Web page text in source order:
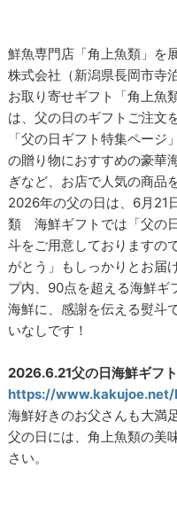
鮮魚専門店「角上魚類」を
株式会社（新潟県長岡市
お取り寄せギフト「角上
は、父の日のギフトご注文
「父の日ギフト特集ペー
の贈り物におすすめの豪華
ぎなど、お店で人気の商品
2026年の父の日は、6月
類 海鮮ギフトでは「父の
斗をご用意しておりますの
がとう」もしっかりとお届
プ内、90点を超える海鮮ギ
海鮮に、感謝を伝える熨斗
いなしです！
2026.6.21父の日海鮮ギフ
https://
海鮮好きのお父さんも大満
父の日には、角上魚類の美
さい。